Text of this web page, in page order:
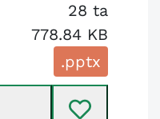
28 ta
778.84 KB
.pptx